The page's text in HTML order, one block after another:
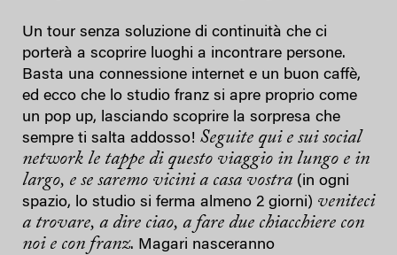
Un tour senza soluzione di continuità che ci
porterà a scoprire luoghi a incontrare persone.
Basta una connessione internet e un buon caffè,
ed ecco che lo studio franz si apre proprio come
un pop up, lasciando scoprire la sorpresa che
sempre ti salta addosso! Seguite qui e sui social
network le tappe di questo viaggio in lungo e in
largo, e se saremo vicini a casa vostra (in ogni
spazio, lo studio si ferma almeno 2 giorni) veniteci
a trovare, a dire ciao, a fare due chiacchiere con
noi e con franz. Magari nasceranno